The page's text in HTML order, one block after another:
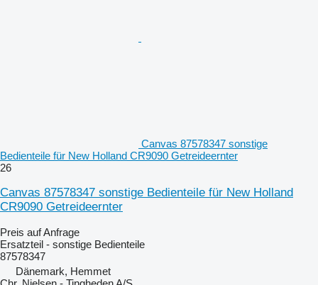
Canvas 87578347 sonstige
Bedienteile für New Holland CR9090 Getreideernter
26
Canvas 87578347 sonstige Bedienteile für New Holland
CR9090 Getreideernter
Preis auf Anfrage
Ersatzteil - sonstige Bedienteile
87578347
Dänemark, Hemmet